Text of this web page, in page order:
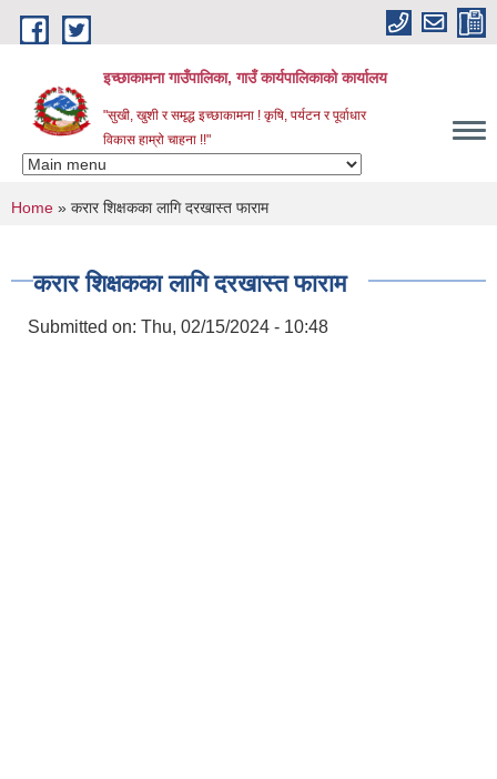
Skip to main content
इच्छाकामना गाउँपालिका, गाउँ कार्यपालिकाको कार्यालय
"सुखी, खुशी र समृद्ध इच्छाकामना ! कृषि, पर्यटन र पूर्वाधार
विकास हाम्रो चाहना !!"
You are here
Home » करार शिक्षकका लागि दरखास्त फाराम
करार शिक्षकका लागि दरखास्त फाराम
Submitted on: Thu, 02/15/2024 - 10:48